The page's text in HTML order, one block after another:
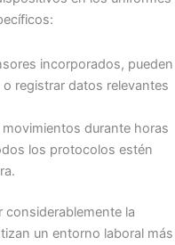
incorporados, pueden
registrar datos relevantes
durante horas
los protocolos estén
considerablemente la
un entorno laboral más